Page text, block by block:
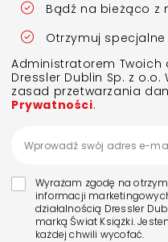
Bądź na bieżąco z
Otrzymuj
Administratorem
Dressler Dublin Sp. z
zasad przetwarzania
Prywatności.
Wyrażam zgodę na
informacji
działalnością Dressler
marką Świat Książki.
każdej chwili wycofać.